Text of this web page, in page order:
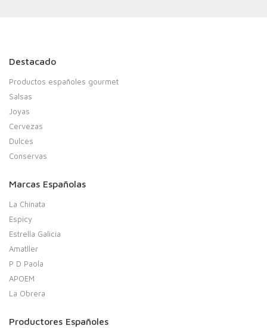
Destacado
Productos españoles gourmet
Salsas
Joyas
Cervezas
Dulces
Conservas
Marcas Españolas
La Chinata
Espicy
Estrella Galicia
Amatller
P D Paola
APOEM
La Obrera
Productores Españoles